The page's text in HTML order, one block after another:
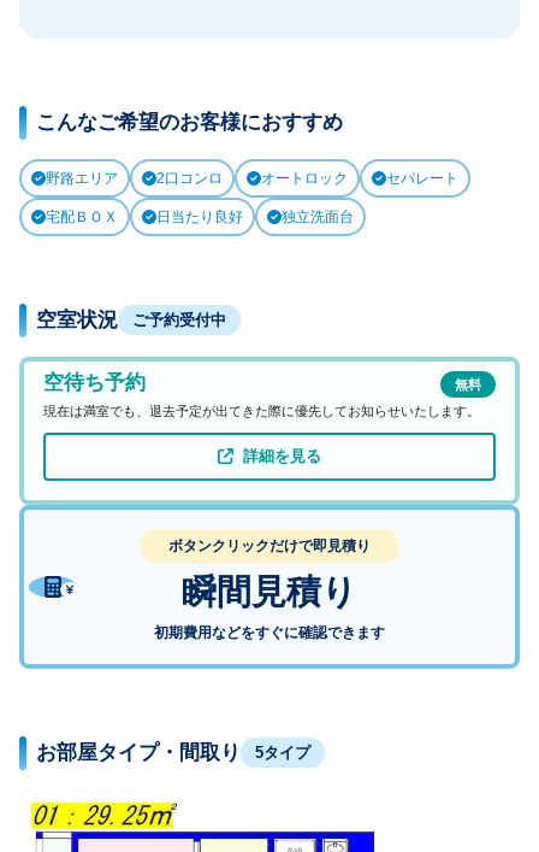
こんなご希望のお客様におすすめ
野路エリア 2口コンロ オートロック セパレート
宅配ＢＯＸ 日当たり良好 独立洗面台
空室状況 ご予約受付中
空待ち予約
無料
現在は満室でも、退去予定が出てきた際に優先してお知らせいたします。
詳細を見る
ボタンクリックだけで即見積り
瞬間見積り
初期費用などをすぐに確認できます
お部屋タイプ・間取り 5タイプ